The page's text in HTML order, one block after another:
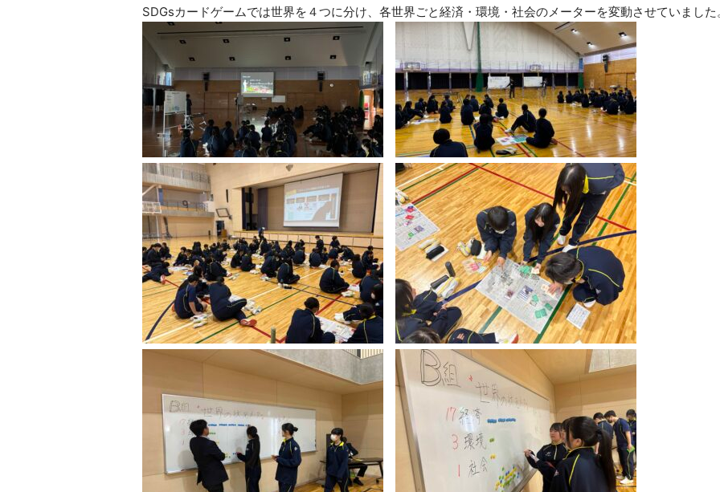
SDGsカードゲームでは世界を４つに分け、各世界ごと経済・環境・社会のメーターを変動させていました